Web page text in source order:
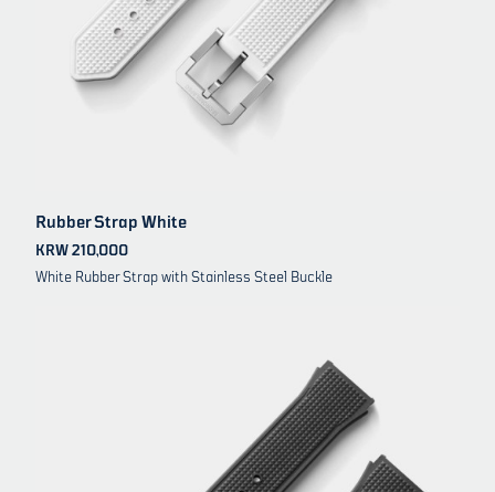
Rubber Strap White
KRW 210,000
White Rubber Strap with Stainless Steel Buckle